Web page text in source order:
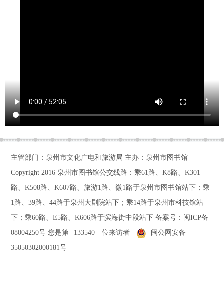
主管部门：泉州市文化广电和旅游局 主办：泉州市图书馆
Copyright 2016 泉州市图书馆公交线路：乘61路、K8路、K301
路、K508路、K607路、旅游1路、微1路于泉州市图书馆站下；乘
1路、39路、44路于泉州大剧院站下；乘14路于泉州市科技馆站
下；乘60路、E5路、K606路于滨海街中段站下备案号： 闽ICP备
08004250号 您是第 133540 位来访者
闽公网安备
35050302000181号